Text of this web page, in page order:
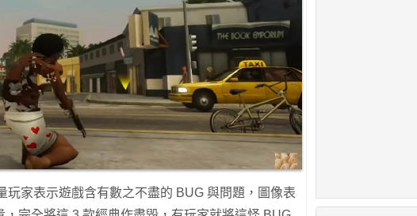
玩家表示遊戲含有數之不盡的 BUG 與問題，圖像表